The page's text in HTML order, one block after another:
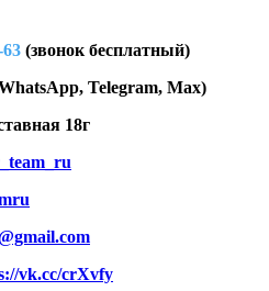
63 (звонок бесплатный)
Telegram, Max)
18г
vk.cc/crXvfy